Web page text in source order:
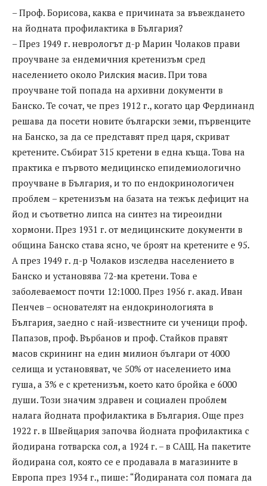
– Проф. Борисова, каква е причината за въвеждането
на йодната профилактика в България?
– През 1949 г. неврологът д-р Марин Чолаков прави
проучване за ендемичния кретенизъм сред
населението около Рилския масив. При това
проучване той попада на архивни документи в
Банско. Те сочат, че през 1912 г., когато цар Фердинанд
решава да посети новите български земи, първенците
на Банско, за да се представят пред царя, скриват
кретените. Събират 315 кретени в една къща. Това на
практика е първото медицинско епидемиологично
проучване в България, и то по ендокринологичен
проблем – кретенизъм на базата на тежък дефицит на
йод и съответно липса на синтез на тиреоидни
хормони. През 1931 г. от медицинските документи в
община Банско става ясно, че броят на кретените е 95.
А през 1949 г. д-р Чолаков изследва населението в
Банско и установява 72-ма кретени. Това е
заболеваемост почти 12:1000. През 1956 г. акад. Иван
Пенчев – основателят на ендокринологията в
България, заедно с най-известните си ученици проф.
Папазов, проф. Върбанов и проф. Стайков правят
масов скрининг на един милион българи от 4000
селища и установяват, че 50% от населението има
гуша, а 3% е с кретенизъм, което като бройка е 6000
души. Този значим здравен и социален проблем
налага йодната профилактика в България. Още през
1922 г. в Швейцария започва йодната профилактика с
йодирана готварска сол, а 1924 г. – в САЩ. На пакетите
йодирана сол, която се е продавала в магазините в
Европа през 1934 г., пише: “Йодираната сол помага да